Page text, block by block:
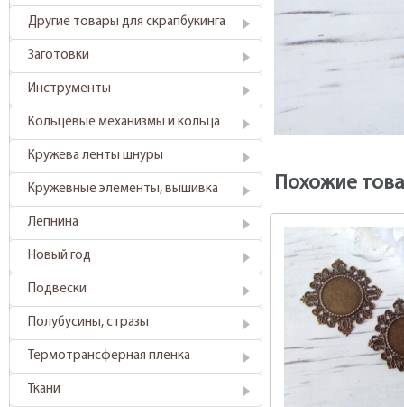
Другие товары для скрапбукинга
Заготовки
Инструменты
Кольцевые механизмы и кольца
Кружева ленты шнуры
Кружевные элементы, вышивка
Лепнина
Новый год
Подвески
Полубусины, стразы
Термотрансферная пленка
Ткани
Похожие